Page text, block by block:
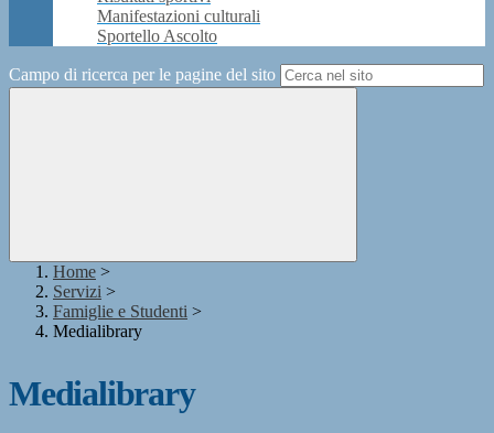
Manifestazioni culturali
Sportello Ascolto
Campo di ricerca per le pagine del sito
Home >
Servizi >
Famiglie e Studenti >
Medialibrary
Medialibrary